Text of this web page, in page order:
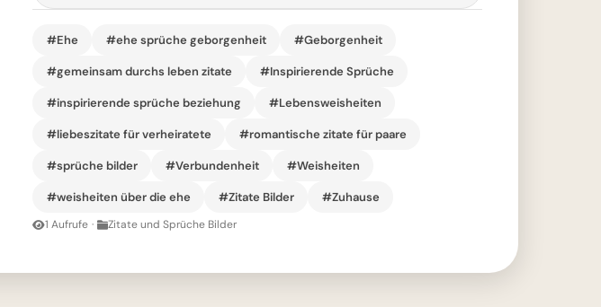
#Ehe #ehe sprüche geborgenheit #Geborgenheit
#gemeinsam durchs leben zitate #Inspirierende Sprüche
#inspirierende sprüche beziehung #Lebensweisheiten
#liebeszitate für verheiratete #romantische zitate für paare
#sprüche bilder #Verbundenheit #Weisheiten
#weisheiten über die ehe #Zitate Bilder #Zuhause
1 Aufrufe · Zitate und Sprüche Bilder